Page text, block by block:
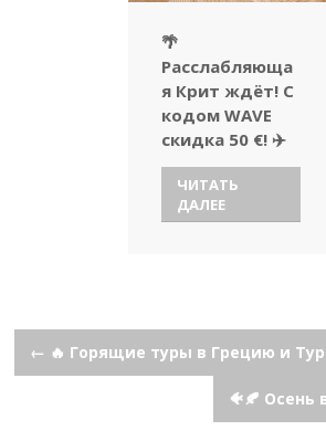
🌴
Расслабляюща
я Крит ждёт! С
кодом WAVE
скидка 50 €! ✈️
ЧИТАТЬ
ДАЛЕЕ
Навигация
← 🔥 Горящие туры в Грецию и
🐠🍂 Осень